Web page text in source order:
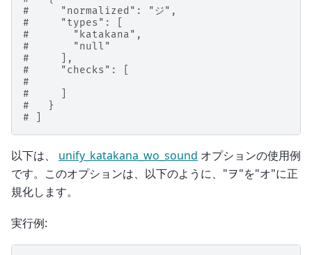
#     "normalized": "ジ",
#     "types": [
#       "katakana",
#       "null"
#     ],
#     "checks": [
#
#     ]
#   }
# ]
以下は、 unify_katakana_wo_sound オプションの使用例
です。このオプションは、以下のように、"ヲ"を"オ"に正
規化します。
実行例: